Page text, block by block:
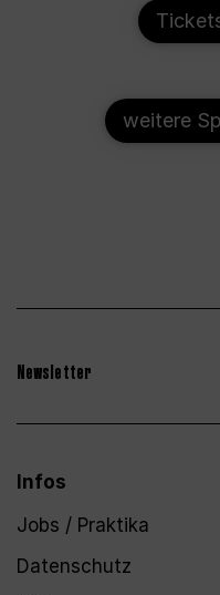
weitere
Newsletter
Infos
Jobs / Praktika
Datenschutz